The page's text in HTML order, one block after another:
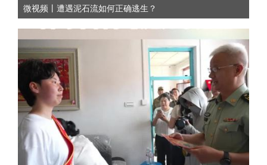
微视频丨遭遇泥石流如何正确逃生？